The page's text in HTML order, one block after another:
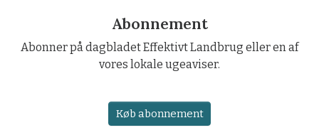
Abonnement
Abonner på dagbladet Effektivt Landbrug eller en af
vores lokale ugeaviser.
Køb abonnement